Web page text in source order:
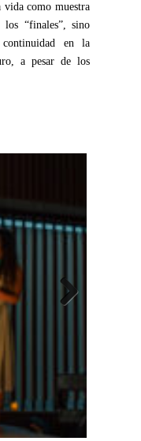
como muestra
“finales”, sino
en la
a pesar de los